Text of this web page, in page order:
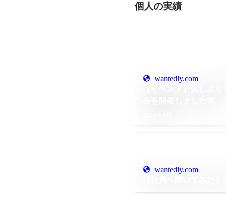
個人の実績
wantedly.com
wantedly.com